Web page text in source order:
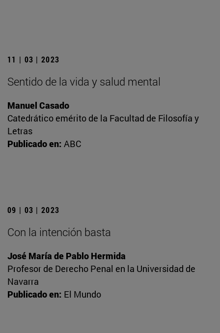
11 | 03 | 2023
Sentido de la vida y salud mental
Manuel Casado
Catedrático emérito de la Facultad de Filosofía y
Letras
Publicado en: ABC
09 | 03 | 2023
Con la intención basta
José María de Pablo Hermida
Profesor de Derecho Penal en la Universidad de
Navarra
Publicado en: El Mundo